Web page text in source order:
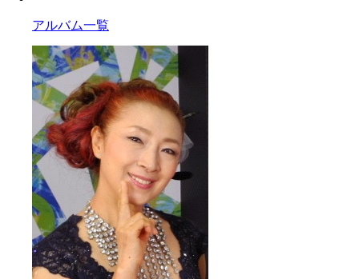
アルバム一覧